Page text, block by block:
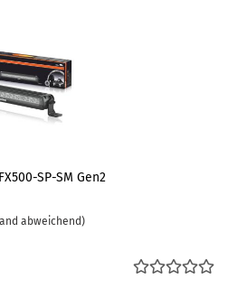
SP-SM Gen2
abweichend)